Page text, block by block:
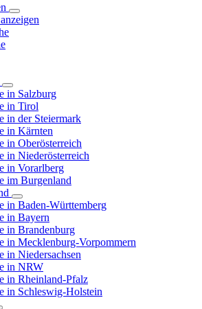
in Salzburg
in Tirol
in der Steiermark
in Kärnten
in Oberösterreich
in Niederösterreich
in Vorarlberg
im Burgenland
in Baden-Württemberg
in Bayern
in Brandenburg
in Mecklenburg-Vorpommern
in Niedersachsen
in NRW
in Rheinland-Pfalz
in Schleswig-Holstein